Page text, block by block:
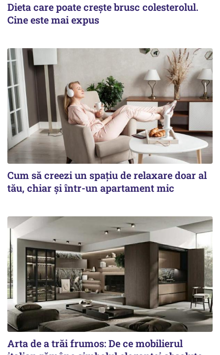
Dieta care poate crește brusc colesterolul.
Cine este mai expus
Cum să creezi un spațiu de relaxare doar al
tău, chiar și într-un apartament mic
Arta de a trăi frumos: De ce mobilierul